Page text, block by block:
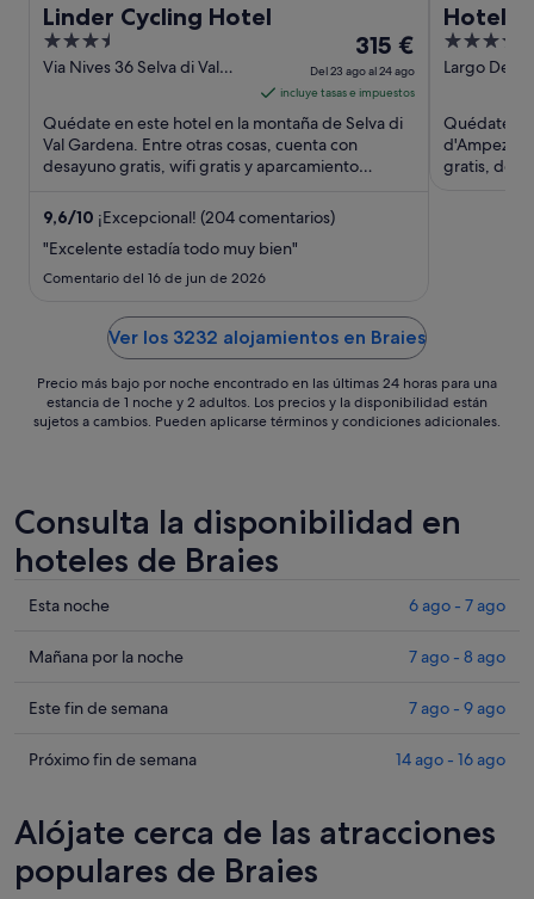
Linder Cycling Hotel
3.5
out
5
Via Nives 36 Selva di Val
El
precio
es
de
315 €
por
24
ago
315 €
Del 23 ago al 24 ago
incluye tasas e impuestos
Quédate en este hotel en la montaña de Selva di
Val Gardena. Entre otras cosas, cuenta con
desayuno gratis, wifi gratis y aparcamiento
9,6/10 ¡Excepcional! (204 comentarios)
"Excelente estadía todo muy bien"
Comentario del 16 de jun de 2026
Hotel
4
out
5
Largo Delle
Quédate
gratis,
Ver los 3232 alojamientos en Braies
Precio más bajo por noche encontrado en las últimas 24 horas para una
estancia de 1 noche y 2 adultos. Los precios y la disponibilidad están
sujetos a cambios. Pueden aplicarse términos y condiciones adicionales.
Consulta la disponibilidad en
hoteles de Braies
Comprueba
precios
Braies
esta
ago
7
Esta noche 6 ago - 7 ago
Comprueba
precios
Braies
por
noche,
Mañana por la noche 7 ago - 8 ago
Comprueba
precios
para
fin
Este fin de semana 7 ago - 9 ago
Comprueba
en
Braies
para
Próximo fin de semana 14 ago - 16 ago
Alójate cerca de las atracciones
populares de Braies